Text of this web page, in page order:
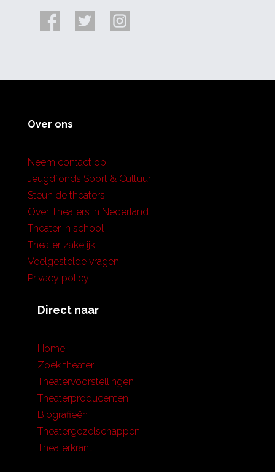
Over ons
Neem contact op
Jeugdfonds Sport & Cultuur
Steun de theaters
Over Theaters in Nederland
Theater in school
Theater zakelijk
Veelgestelde vragen
Privacy policy
Direct naar
Home
Zoek theater
Theatervoorstellingen
Theaterproducenten
Biografieën
Theatergezelschappen
Theaterkrant